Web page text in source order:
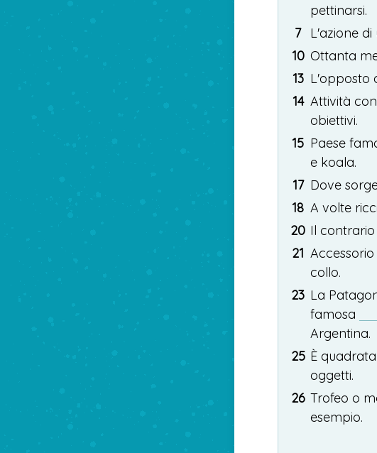
pettinarsi.
7
L'azione di
10 Ottanta
13 L'opposto
14 Attività con
obiettivi.
15 Paese
e koala.
17 Dove
18 A volte ricci
20 Il contrario
21 Accessorio
collo.
23 La
famosa
Argentina.
25 È quadrata
oggetti.
26 Trofeo o
esempio.